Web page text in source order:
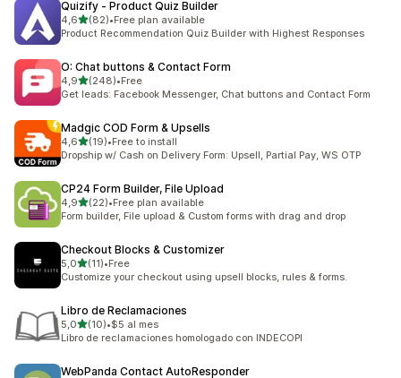
Quizify ‑ Product Quiz Builder
4,6na 5 gwiazdek
(82)
Łączna liczba recenzji: 82
•Free plan available
Product Recommendation Quiz Builder with Highest Responses
O: Chat buttons & Contact Form
4,9na 5 gwiazdek
(248)
Łączna liczba recenzji: 248
•Free
Get leads: Facebook Messenger, Chat buttons and Contact Form
Madgic COD Form & Upsells
4,6na 5 gwiazdek
(19)
Łączna liczba recenzji: 19
•Free to install
Dropship w/ Cash on Delivery Form: Upsell, Partial Pay, WS OTP
CP24 Form Builder, File Upload
4,9na 5 gwiazdek
(22)
Łączna liczba recenzji: 22
•Free plan available
Form builder, File upload & Custom forms with drag and drop
Checkout Blocks & Customizer
5,0na 5 gwiazdek
(11)
Łączna liczba recenzji: 11
•Free
Customize your checkout using upsell blocks, rules & forms.
Libro de Reclamaciones
5,0na 5 gwiazdek
(10)
Łączna liczba recenzji: 10
•$5 al mes
Libro de reclamaciones homologado con INDECOPI
WebPanda Contact AutoResponder